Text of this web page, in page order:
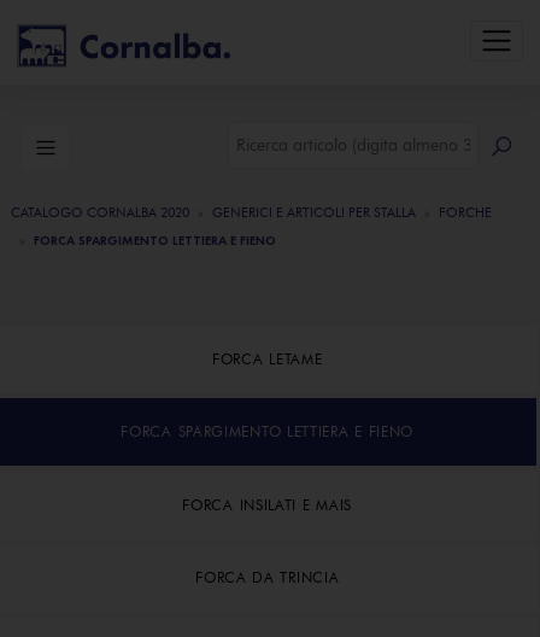
CATALOGO CORNALBA 2020 GENERICI E ARTICOLI PER STALLA
FORCHE
FORCA SPARGIMENTO LETTIERA E FIENO
FORCA LETAME
FORCA SPARGIMENTO LETTIERA E FIENO
FORCA INSILATI E MAIS
FORCA DA TRINCIA